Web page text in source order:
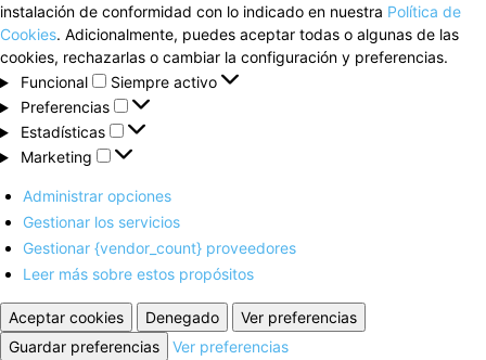
instalación de conformidad con lo indicado en nuestra Política de
Cookies. Adicionalmente, puedes aceptar todas o algunas de las
cookies, rechazarlas o cambiar la configuración y preferencias.
Funcional
Funcional
Siempre activo
Preferencias
Preferencias
Estadísticas
Estadísticas
Marketing
Marketing
Administrar opciones
Gestionar los servicios
Gestionar {vendor_count} proveedores
Leer más sobre estos propósitos
Aceptar cookies Denegado
Ver preferencias
Guardar preferencias
Ver preferencias